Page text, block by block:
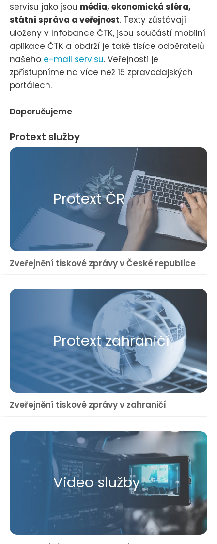
servisu jako jsou média, ekonomická sféra,
státní správa a veřejnost. Texty zůstávají
uloženy v Infobance ČTK, jsou součástí mobilní
aplikace ČTK a obdrží je také tisíce odběratelů
našeho e-mail servisu. Veřejnosti je
zpřístupníme na více než 15 zpravodajských
portálech.
Doporučujeme
Protext služby
Protext ČR
Zveřejnění tiskové zprávy v České republice
Protext zahraničí
Zveřejnění tiskové zprávy v zahraničí
Video služby